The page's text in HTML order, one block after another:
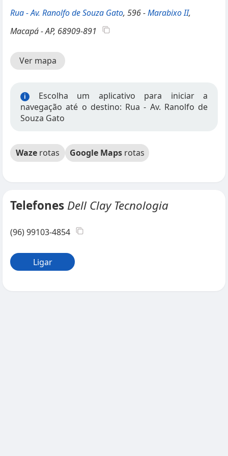
Rua - Av. Ranolfo de Souza Gato, 596 -Marabixo II,
Macapá - AP, 68909-891
Ver mapa
i
Escolha um aplicativo para iniciar a
navegação até o destino: Rua - Av. Ranolfo de
Souza Gato
Waze rotas Google Maps rotas
Telefones Dell Clay Tecnologia
(96) 99103-4854
Ligar